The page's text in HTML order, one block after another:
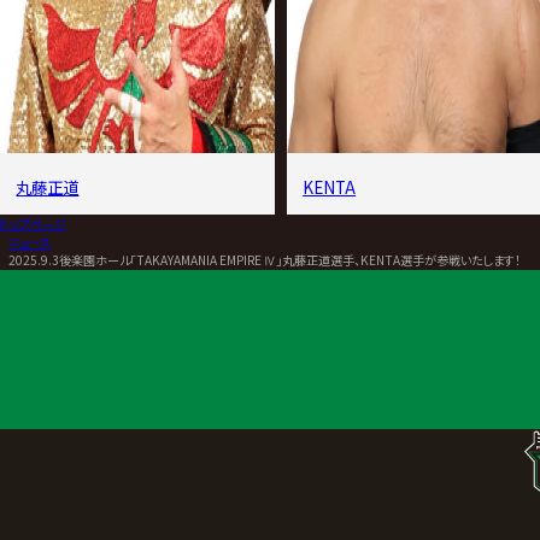
丸藤正道 KENTA
トップページ
ニュース
2025.9.3後楽園ホール「TAKAYAMANIA EMPIRE Ⅳ」丸藤正道選手、KENTA選手が参戦いたします！